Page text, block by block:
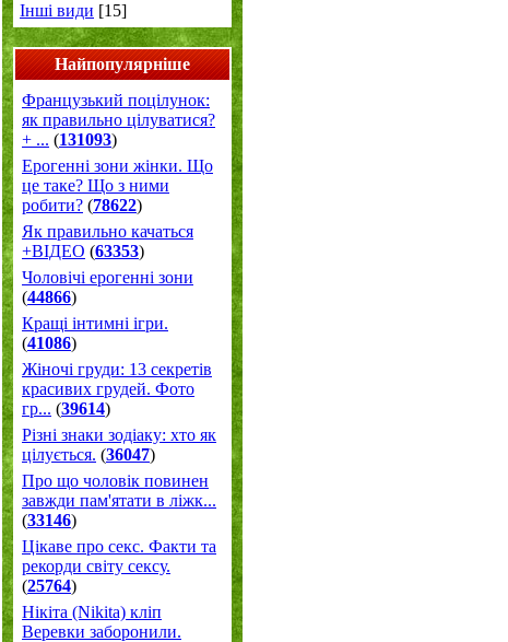
Інші види [15]
Найпопулярніше
Французький поцілунок:
як правильно цілуватися?
+ ... (131093)
Ерогенні зони жінки. Що
це таке? Що з ними
робити? (78622)
Як правильно качаться
+ВІДЕО (63353)
Чоловічі ерогенні зони
(44866)
Кращі інтимні ігри.
(41086)
Жіночі груди: 13 секретів
красивих грудей. Фото
гр... (39614)
Різні знаки зодіаку: хто як
цілується. (36047)
Про що чоловік повинен
завжди пам'ятати в ліжк...
(33146)
Цікаве про секс. Факти та
рекорди світу сексу.
(25764)
Нікіта (Nikita) кліп
Веревки заборонили.